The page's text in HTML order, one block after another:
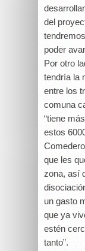
del
poder
Por otro
tendría la
entre los
comuna
“tiene
estos
que les
zona, así
un gasto
que ya
estén
tanto”.